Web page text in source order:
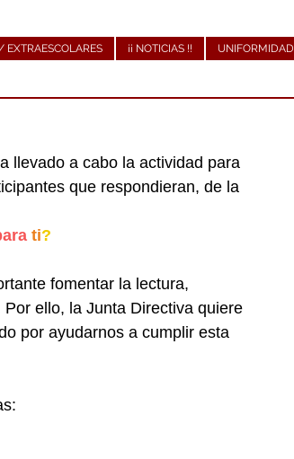
EXTRAESCOLARES ¡¡ NOTICIAS !! UNIFORMIDAD
llevado a cabo la actividad para
que respondieran, de la
ti?
fomentar la lectura,
ello, la Junta Directiva quiere
por ayudarnos a cumplir esta